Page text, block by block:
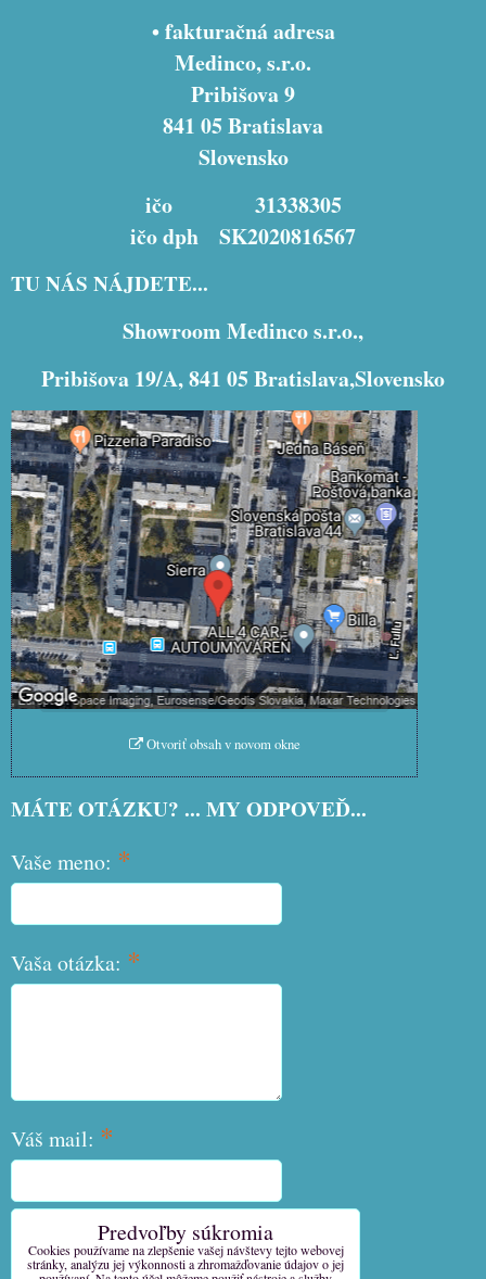
• fakturačná adresa
Medinco, s.r.o.
Pribišova 9
841 05 Bratislava
Slovensko
ičo 31338305
ičo dph SK2020816567
TU NÁS NÁJDETE...
Showroom Medinco s.r.o.,
Pribišova 19/A, 841 05 Bratislava,Slovensko
Externý obsah je blokovaný Voľbami
súkromia
Prajete si načítať externý obsah?
Povoliť tentokrát
Povoliť a zapamätať - súhlas s
druhom cookie: Funkčné
Otvoriť obsah v novom okne
MÁTE OTÁZKU? ... MY ODPOVEĎ...
Vaše meno: *
Vaša otázka: *
Váš mail: *
Váš telefón:*
Predvoľby súkromia
Cookies používame na zlepšenie vašej návštevy tejto webovej
stránky, analýzu jej výkonnosti a zhromažďovanie údajov o jej